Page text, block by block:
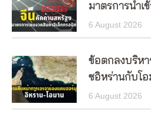
มาตรการนำ
6 August 2026
ข้อตกลงบริห
ซอิหร่านกับโ
6 August 2026